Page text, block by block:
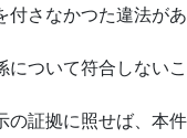
付さなかつた違法があ
について符合しないこ
の証拠に照せば、本件